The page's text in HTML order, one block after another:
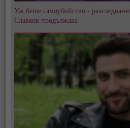
Уж беше самоубийство -
Славков продължава